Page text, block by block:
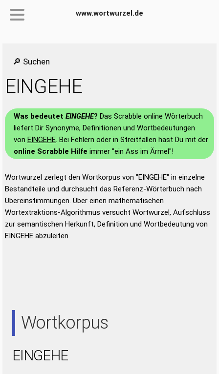
www.wortwurzel.de
🔎 Suchen
EINGEHE
Was bedeutet EINGEHE? Das Scrabble online Wörterbuch
liefert Dir Synonyme, Definitionen und Wortbedeutungen
von EINGEHE. Bei Fehlern oder in Streitfällen hast Du mit der
online Scrabble Hilfe immer "ein Ass im Ärmel"!
Wortwurzel zerlegt den Wortkorpus von "EINGEHE" in einzelne
Bestandteile und durchsucht das Referenz-Wörterbuch nach
Übereinstimmungen. Über einen mathematischen
Wortextraktions-Algorithmus versucht Wortwurzel, Aufschluss
zur semantischen Herkunft, Definition und Wortbedeutung von
EINGEHE abzuleiten.
Wortkorpus
EINGEHE